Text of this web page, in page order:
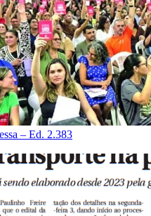
– Ed. 2.383